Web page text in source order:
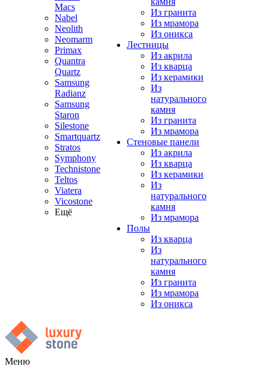
Macs
Nabel
Neolith
Neomarm
Primax
Quantra
Quartz
Samsung
Radianz
Samsung
Staron
Silestone
Smartquartz
Stratos
Symphony
Technistone
Teltos
Viatera
Vicostone
Ещё
Из гранита
Из мрамора
Из оникса
Лестницы
Из акрила
Из кварца
Из керамики
Из
натурального
камня
Из гранита
Из мрамора
Стеновые панели
Из акрила
Из кварца
Из керамики
Из
натурального
камня
Из мрамора
Полы
Из кварца
Из
натурального
камня
Из гранита
Из мрамора
Из оникса
Меню